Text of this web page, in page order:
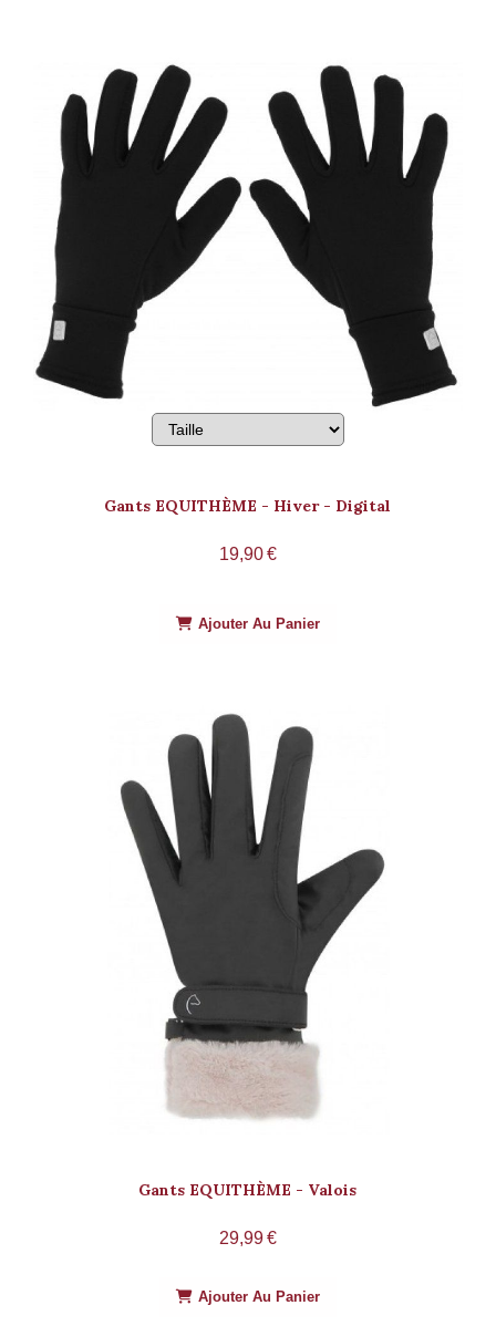
Gants EQUITHÈME - Hiver - Digital
19,90€
Ajouter Au Panier
Gants EQUITHÈME - Valois
29,99€
Ajouter Au Panier